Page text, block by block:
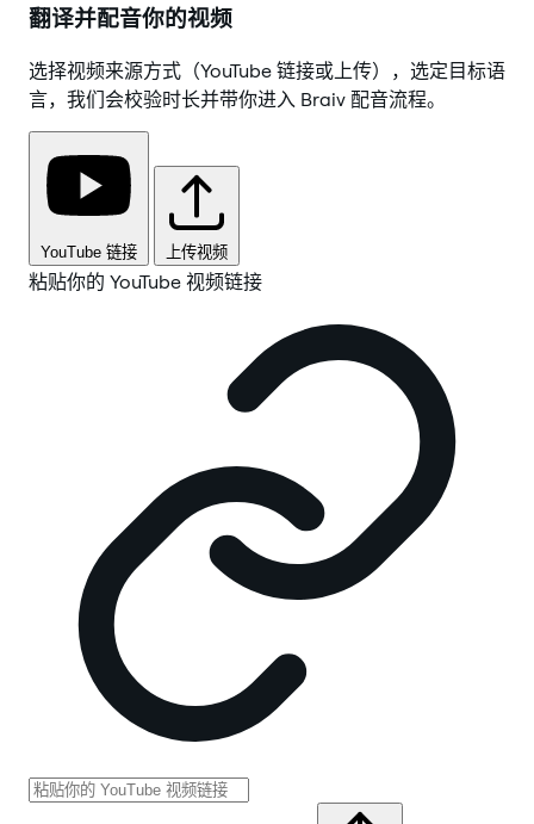
翻译并配音你的视频
选择视频来源方式（YouTube 链接或上传），选定目标语
言，我们会校验时长并带你进入 Braiv 配音流程。
YouTube 链接 上传视频
粘贴你的 YouTube 视频链接